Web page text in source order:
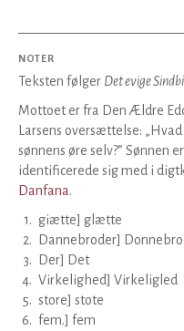
NOTER
Teksten følger Det evige
Mottoet er fra Den Ældre
Larsens oversættelse:
sønnens øre selv?” Sønnen
identificerede sig med i
Danfana.
1. giætte] glætte
2.
Dannebroder]
3.
Der] Det
4. Virkelighed] Virkeligled
5. store] stote
6. fem.] fem